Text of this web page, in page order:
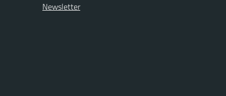
Newsletter